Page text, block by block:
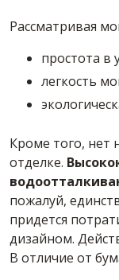
Рассматривая
простота в
легкость
Кроме того, нет
отделке.
пожалуй,
придется
дизайном.
В отличие от